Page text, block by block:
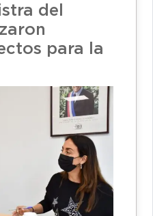
del
para la